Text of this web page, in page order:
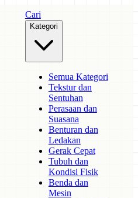
Cari
Kategori
Semua Kategori
Tekstur dan
Sentuhan
Perasaan dan
Suasana
Benturan dan
Ledakan
Gerak Cepat
Tubuh dan
Kondisi Fisik
Benda dan
Mesin